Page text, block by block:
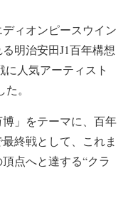
ィオンピースウイン
明治安田J1百年構想
人気アーティスト
。
」をテーマに、百年
終戦として、これま
点へと達する“クラ